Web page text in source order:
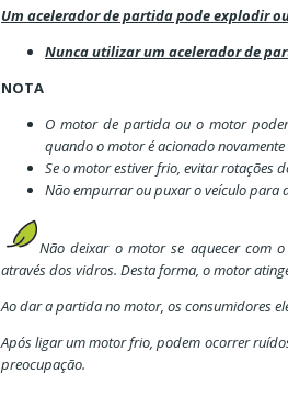
Um acelerador de partida pode explodir
Nunca utilizar um acelerador de
NOTA
O motor de partida ou o motor
quando o motor é acionado
Se o motor estiver frio, evitar rotações
Não empurrar ou puxar o veículo
Não deixar o motor se aquecer com
através dos vidros. Desta forma, o motor
Ao dar a partida no motor, os consumidores
Após ligar um motor frio, podem ocorrer
preocupação.